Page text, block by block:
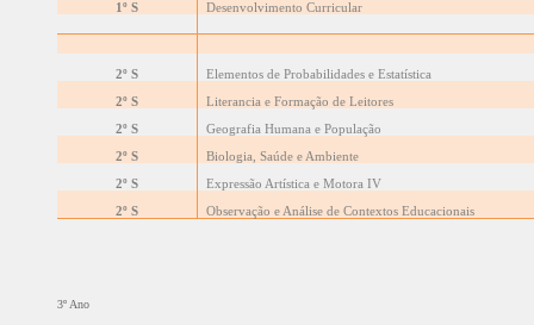
1º S Desenvolvimento Curricular
2º S Elementos de Probabilidades e Estatística
2º S Literancia e Formação de Leitores
2º S Geografia Humana e População
2º S Biologia, Saúde e Ambiente
2º S Expressão Artística e Motora IV
2º S Observação e Análise de Contextos Educacionais
3º Ano